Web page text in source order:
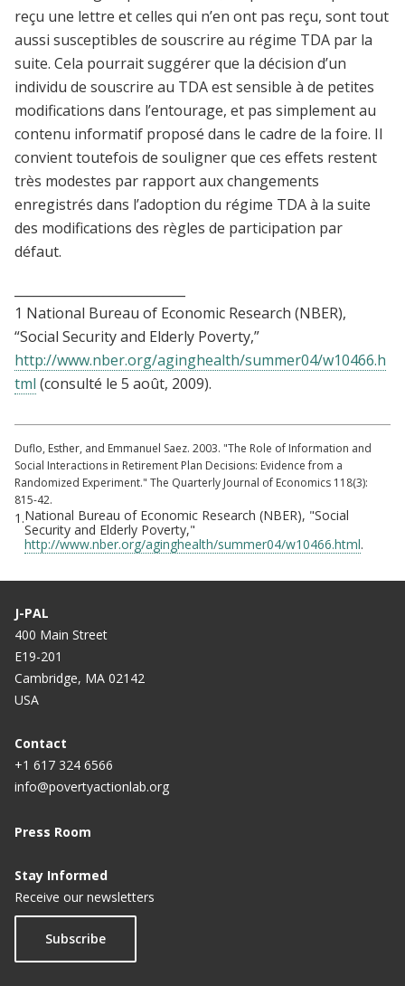
reçu une lettre et celles qui n’en ont pas reçu, sont tout
aussi susceptibles de souscrire au régime TDA par la
suite. Cela pourrait suggérer que la décision d’un
individu de souscrire au TDA est sensible à de petites
modifications dans l’entourage, et pas simplement au
contenu informatif proposé dans le cadre de la foire. Il
convient toutefois de souligner que ces effets restent
très modestes par rapport aux changements
enregistrés dans l’adoption du régime TDA à la suite
des modifications des règles de participation par
défaut.
1 National Bureau of Economic Research (NBER),
“Social Security and Elderly Poverty,”
http://www.nber.org/aginghealth/summer04/w10466.h
tml (consulté le 5 août, 2009).
Duflo, Esther, and Emmanuel Saez. 2003. "The Role of Information and
Social Interactions in Retirement Plan Decisions: Evidence from a
Randomized Experiment." The Quarterly Journal of Economics 118(3):
815-42.
1.National Bureau of Economic Research (NBER), "Social
Security and Elderly Poverty,"
http://www.nber.org/aginghealth/summer04/w10466.html.
J-PAL
400 Main Street
E19-201
Cambridge, MA 02142
USA
Contact
+1 617 324 6566
info@povertyactionlab.org
Press Room
Stay Informed
Receive our newsletters
Subscribe